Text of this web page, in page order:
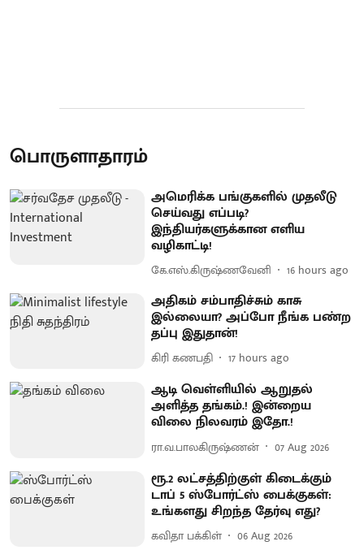
பொருளாதாரம்
அமெரிக்க பங்குகளில் முதலீடு
செய்வது எப்படி?
இந்தியர்களுக்கான எளிய
வழிகாட்டி!
கே.எஸ்.கிருஷ்ணவேனி 16 hours ago
அதிகம் சம்பாதிச்சும் காசு
இல்லையா? அப்போ நீங்க பண்ற
தப்பு இதுதான்!
கிரி கணபதி 17 hours ago
ஆடி வெள்ளியில் ஆறுதல்
அளித்த தங்கம்.! இன்றைய
விலை நிலவரம் இதோ.!
ரா.வ.பாலகிருஷ்ணன் 07 Aug 2026
ரூ.2 லட்சத்திற்குள் கிடைக்கும்
டாப் 5 ஸ்போர்ட்ஸ் பைக்குகள்:
உங்களது சிறந்த தேர்வு எது?
கவிதா பக்கிள் 06 Aug 2026